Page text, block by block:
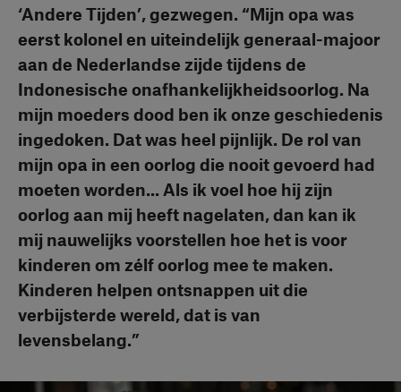
‘Andere Tijden’, gezwegen. “Mijn opa was
eerst kolonel en uiteindelijk generaal-majoor
aan de Nederlandse zijde tijdens de
Indonesische onafhankelijkheidsoorlog. Na
mijn moeders dood ben ik onze geschiedenis
ingedoken. Dat was heel pijnlijk. De rol van
mijn opa in een oorlog die nooit gevoerd had
moeten worden... Als ik voel hoe hij zijn
oorlog aan mij heeft nagelaten, dan kan ik
mij nauwelijks voorstellen hoe het is voor
kinderen om zélf oorlog mee te maken.
Kinderen helpen ontsnappen uit die
verbijsterde wereld, dat is van
levensbelang.”